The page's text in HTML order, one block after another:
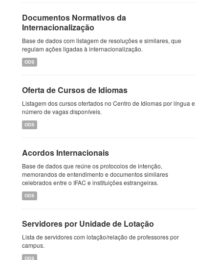
Documentos Normativos da
Internacionalização
Base de dados com listagem de resoluções e similares, que
regulam ações ligadas à internacionalização.
ODS
Oferta de Cursos de Idiomas
Listagem dos cursos ofertados no Centro de Idiomas por língua e
número de vagas disponíveis.
ODS
Acordos Internacionais
Base de dados que reúne os protocolos de intenção,
memorandos de entendimento e documentos similares
celebrados entre o IFAC e instituições estrangeiras.
ODS
Servidores por Unidade de Lotação
Lista de servidores com lotação/relação de professores por
campus.
ODS